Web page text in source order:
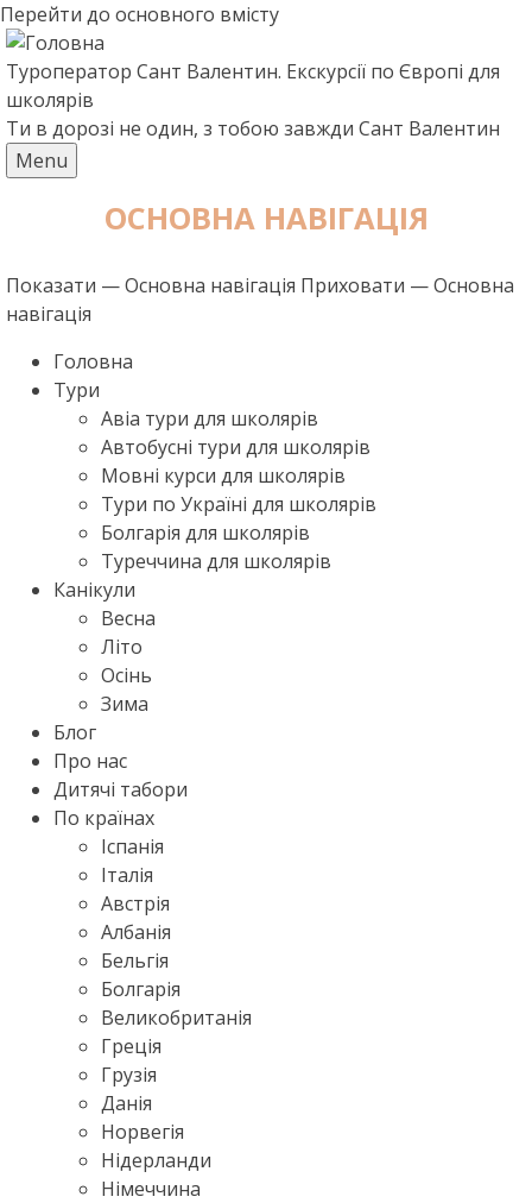
Перейти до основного вмісту
Туроператор Сант Валентин. Екскурсії по Європі для
школярів
Ти в дорозі не один, з тобою завжди Сант Валентин
Menu
ОСНОВНА НАВІГАЦІЯ
Показати — Основна навігація Приховати — Основна
навігація
Головна
Тури
Авіа тури для школярів
Автобусні тури для школярів
Мовні курси для школярів
Тури по Україні для школярів
Болгарія для школярів
Туреччина для школярів
Канікули
Весна
Літо
Осінь
Зима
Блог
Про нас
Дитячі табори
По країнах
Іспанія
Італія
Австрія
Албанія
Бельгія
Болгарія
Великобританія
Греція
Грузія
Данія
Норвегія
Нідерланди
Німеччина